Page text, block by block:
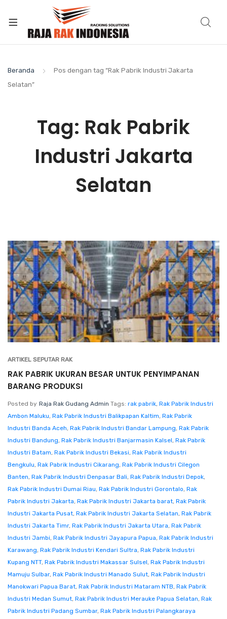
Beranda
Pos dengan tag “Rak Pabrik Industri Jakarta
Selatan”
Tag: Rak Pabrik
Industri Jakarta
Selatan
ARTIKEL SEPUTAR RAK
RAK PABRIK UKURAN BESAR UNTUK PENYIMPANAN
BARANG PRODUKSI
Posted by Raja Rak Gudang Admin Tags: rak pabrik, Rak Pabrik Industri
Ambon Maluku, Rak Pabrik Industri Balikpapan Kaltim, Rak Pabrik
Industri Banda Aceh, Rak Pabrik Industri Bandar Lampung, Rak Pabrik
Industri Bandung, Rak Pabrik Industri Banjarmasin Kalsel, Rak Pabrik
Industri Batam, Rak Pabrik Industri Bekasi, Rak Pabrik Industri
Bengkulu, Rak Pabrik Industri Cikarang, Rak Pabrik Industri Cilegon
Banten, Rak Pabrik Industri Denpasar Bali, Rak Pabrik Industri Depok,
Rak Pabrik Industri Dumai Riau, Rak Pabrik Industri Gorontalo, Rak
Pabrik Industri Jakarta, Rak Pabrik Industri Jakarta barat, Rak Pabrik
Industri Jakarta Pusat, Rak Pabrik Industri Jakarta Selatan, Rak Pabrik
Industri Jakarta Timr, Rak Pabrik Industri Jakarta Utara, Rak Pabrik
Industri Jambi, Rak Pabrik Industri Jayapura Papua, Rak Pabrik Industri
Karawang, Rak Pabrik Industri Kendari Sultra, Rak Pabrik Industri
Kupang NTT, Rak Pabrik Industri Makassar Sulsel, Rak Pabrik Industri
Mamuju Sulbar, Rak Pabrik Industri Manado Sulut, Rak Pabrik Industri
Manokwari Papua Barat, Rak Pabrik Industri Mataram NTB, Rak Pabrik
Industri Medan Sumut, Rak Pabrik Industri Merauke Papua Selatan, Rak
Pabrik Industri Padang Sumbar, Rak Pabrik Industri Palangkaraya